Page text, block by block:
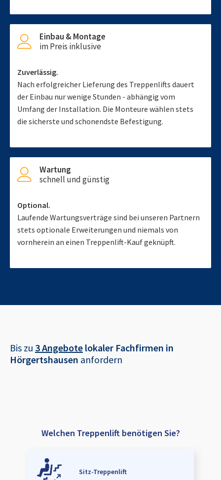
Einbau & Montage
im Preis inklusive
Zuverlässig.
Nach erfolgreicher Lieferung des Treppenlifts dauert
der Einbau nur wenige Stunden - abhängig vom
Umfang der Installation. Die Monteure wählen stets
die sicherste und schonendste Befestigung.
Wartung
schnell und günstig
Optional.
Laufende Wartungsverträge sind bei unseren Partnern
stets optionale Erweiterungen und niemals von
vornherein an einen Treppenlift-Kauf geknüpft.
Bis zu 3 Angebote lokaler Fachfirmen in
Hörgertshausen anfordern
Welchen Treppenlift benötigen Sie?
Sitz-Treppenlift